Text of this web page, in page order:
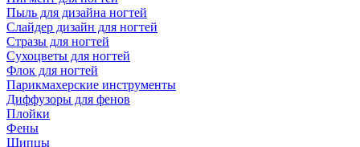
Пыль для дизайна ногтей
Слайдер дизайн для ногтей
Стразы для ногтей
Сухоцветы для ногтей
Флок для ногтей
Парикмахерские инструменты
Диффузоры для фенов
Плойки
Фены
Щипцы